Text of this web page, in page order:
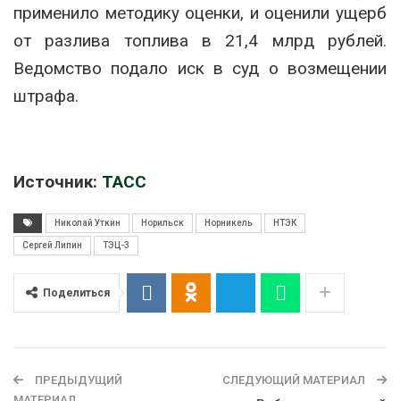
применило методику оценки, и оценили ущерб
от разлива топлива в 21,4 млрд рублей.
Ведомство подало иск в суд о возмещении
штрафа.
Источник: ТАСС
Николай Уткин Норильск Норникель НТЭК
Сергей Липин ТЭЦ-3
Поделиться
ПРЕДЫДУЩИЙ
СЛЕДУЮЩИЙ МАТЕРИАЛ